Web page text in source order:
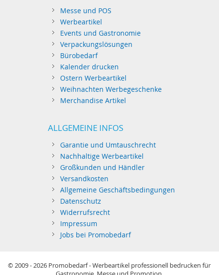
Messe und POS
Werbeartikel
Events und Gastronomie
Verpackungslösungen
Bürobedarf
Kalender drucken
Ostern Werbeartikel
Weihnachten Werbegeschenke
Merchandise Artikel
ALLGEMEINE INFOS
Garantie und Umtauschrecht
Nachhaltige Werbeartikel
Großkunden und Händler
Versandkosten
Allgemeine Geschäftsbedingungen
Datenschutz
Widerrufsrecht
Impressum
Jobs bei Promobedarf
© 2009 - 2026 Promobedarf - Werbeartikel professionell bedrucken für